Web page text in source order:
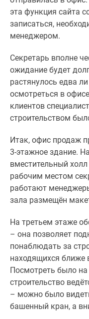
эта функция сайта
записаться,
менеджером.
Секретарь вполне
ожидание будет
растянулось едва
осмотреться в
клиентов
строительством
Итак, офис продаж
3-этажное здание.
вместительный
рабочим местом
работают
зала размещён
На третьем этаже
– она позволяет
понаблюдать за
находящихся ближе
Посмотреть было на
строительство
– можно было
башенный кран, а